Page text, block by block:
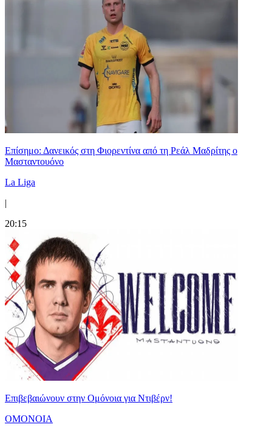
Επίσημο: Δανεικός στη Φιορεντίνα από τη Ρεάλ Μαδρίτης ο
Μασταντουόνο
La Liga
|
20:15
Επιβεβαιώνουν στην Ομόνοια για Ντιβέρν!
ΟΜΟΝΟΙΑ